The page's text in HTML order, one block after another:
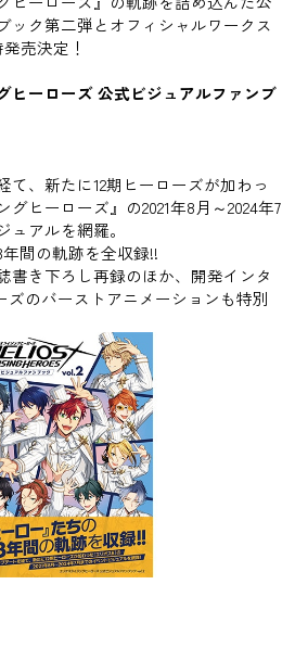
ック第二弾とオフィシャルワークス
売決定！
ヒーローズ 公式ビジュアルファンブ
て、新たに12期ヒーローズが加わっ
ヒーローズ』の2021年8月～2024年7
ュアルを網羅。
年間の軌跡を全収録!!
書き下ろし再録のほか、開発インタ
ズのバーストアニメーションも特別